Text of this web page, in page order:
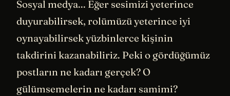
Sosyal medya... Eğer sesimizi yeterince
duyurabilirsek, rolümüzü yeterince iyi
oynayabilirsek yüzbinlerce kişinin
takdirini kazanabiliriz. Peki o gördüğümüz
postların ne kadarı gerçek? O
gülümsemelerin ne kadarı samimi?